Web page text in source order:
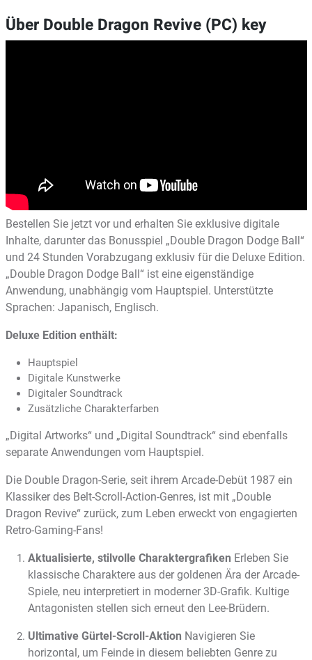
Über Double Dragon Revive (PC) key
Bestellen Sie jetzt vor und erhalten Sie exklusive digitale
Inhalte, darunter das Bonusspiel „Double Dragon Dodge Ball“
und 24 Stunden Vorabzugang exklusiv für die Deluxe Edition.
„Double Dragon Dodge Ball“ ist eine eigenständige
Anwendung, unabhängig vom Hauptspiel. Unterstützte
Sprachen: Japanisch, Englisch.
Deluxe Edition enthält:
Hauptspiel
Digitale Kunstwerke
Digitaler Soundtrack
Zusätzliche Charakterfarben
„Digital Artworks“ und „Digital Soundtrack“ sind ebenfalls
separate Anwendungen vom Hauptspiel.
Die Double Dragon-Serie, seit ihrem Arcade-Debüt 1987 ein
Klassiker des Belt-Scroll-Action-Genres, ist mit „Double
Dragon Revive“ zurück, zum Leben erweckt von engagierten
Retro-Gaming-Fans!
Aktualisierte, stilvolle Charaktergrafiken Erleben Sie
klassische Charaktere aus der goldenen Ära der Arcade-
Spiele, neu interpretiert in moderner 3D-Grafik. Kultige
Antagonisten stellen sich erneut den Lee-Brüdern.
Ultimative Gürtel-Scroll-Aktion Navigieren Sie
horizontal, um Feinde in diesem beliebten Genre zu